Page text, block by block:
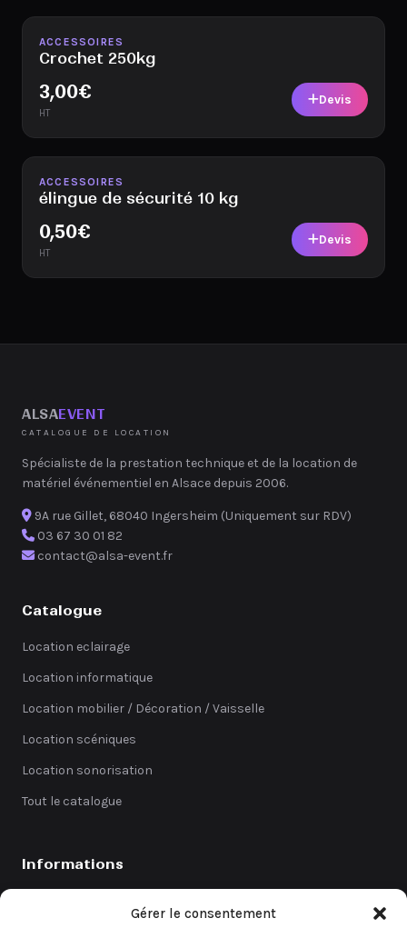
Gérer le consentement
Disponible
ACCESSOIRES
Crochet 250kg
3,00€
HT
Devis
Disponible
ACCESSOIRES
élingue de sécurité 10 kg
0,50€
HT
Devis
ALSAEVENT
CATALOGUE DE LOCATION
Spécialiste de la prestation technique et de la location de
matériel événementiel en Alsace depuis 2006.
9A rue Gillet, 68040 Ingersheim (Uniquement sur RDV)
03 67 30 01 82
contact@alsa-event.fr
Catalogue
Location eclairage
Location informatique
Location mobilier / Décoration / Vaisselle
Location scéniques
Location sonorisation
Tout le catalogue
Informations